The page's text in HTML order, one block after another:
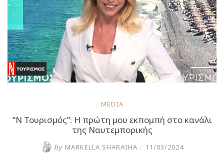
την
Ντίνα
Νικολάου”
MEDIA
“Ν Τουρισμός”: Η πρώτη μου εκπομπή στο κανάλι
της Ναυτεμπορικής
by MARKELLA SHARAIHA / 11/03/2024